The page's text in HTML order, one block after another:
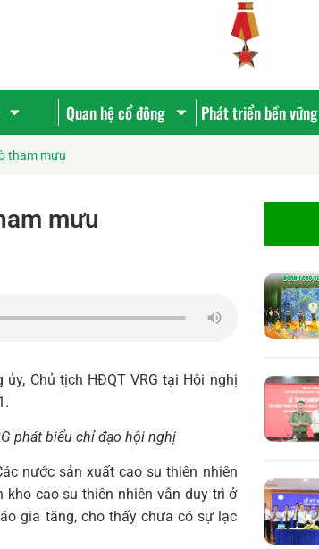
Quan hệ cổ đông Phát triển bền vững
tham mưu
mưu
Chủ tịch HĐQT VRG tại Hội nghị
phát biểu chỉ đạo hội nghị
nước sản xuất cao su thiên nhiên
cao su thiên nhiên vẫn duy trì ở
gia tăng, cho thấy chưa có sự lạc